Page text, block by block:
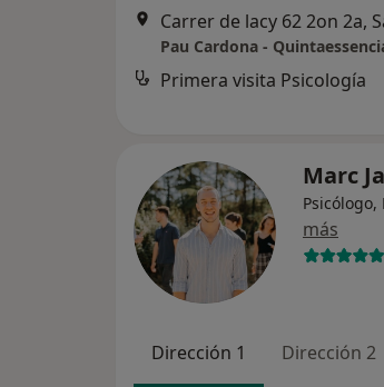
Carrer de lacy 62 2on 2a,
Pau Cardona -
Primera visita Psicología
Marc
más
Dirección 1 Dirección 2